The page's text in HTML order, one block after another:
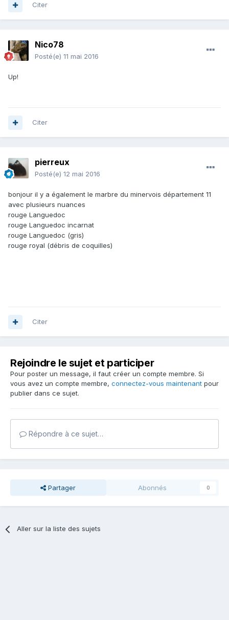
Citer
Nico78
Posté(e) 11 mai 2016
Up!
Citer
pierreux
Posté(e) 12 mai 2016
bonjour il y a également le marbre du minervois département 11
avec plusieurs nuances
rouge Languedoc
rouge Languedoc incarnat
rouge Languedoc (gris)
rouge royal (débris de coquilles)
Citer
Rejoindre le sujet et participer
Pour poster un message, il faut créer un compte membre. Si
vous avez un compte membre, connectez-vous maintenant pour
publier dans ce sujet.
Répondre à ce sujet…
Partager Abonnés 0
Aller sur la liste des sujets